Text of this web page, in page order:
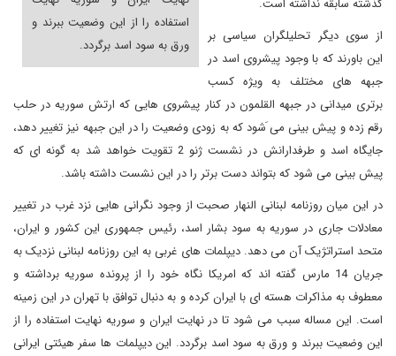
استفاده را از این وضعیت ببرند و
ورق به سود اسد برگردد.
گذشته سابقه نداشته است.
از سوی دیگر تحلیلگران سیاسی بر
این باورند که با وجود پیشروی اسد در
جبهه های مختلف به ویژه کسب
برتری میدانی در جبهه القلمون در کنار پیشروی هایی که ارتش سوریه در حلب
رقم زده و پیش بینی می َشود که به زودی وضعیت را در این جبهه نیز تغییر دهد،
جایگاه اسد و طرفدارانش در نشست ژنو 2 تقویت خواهد شد به گونه ای که
پیش بینی می شود که بتواند دست برتر را در این نشست داشته باشد.
در این میان روزنامه لبنانی النهار صحبت از وجود نگرانی هایی نزد غرب در تغییر
معادلات جاری در سوریه به سود بشار اسد، رئیس جمهوری این کشور و ایران،
متحد استراتژیک آن می دهد. دیپلمات های غربی به این روزنامه لبنانی نزدیک به
جریان 14 مارس گفته اند که امریکا نگاه خود را از پرونده سوریه برداشته و
معطوف به مذاکرات هسته ای با ایران کرده و به دنبال توافق با تهران در این زمینه
است. این مساله سبب می شود تا در نهایت ایران و سوریه نهایت استفاده را از
این وضعیت ببرند و ورق به سود اسد برگردد. این دیپلمات ها سفر هیئتی ایرانی